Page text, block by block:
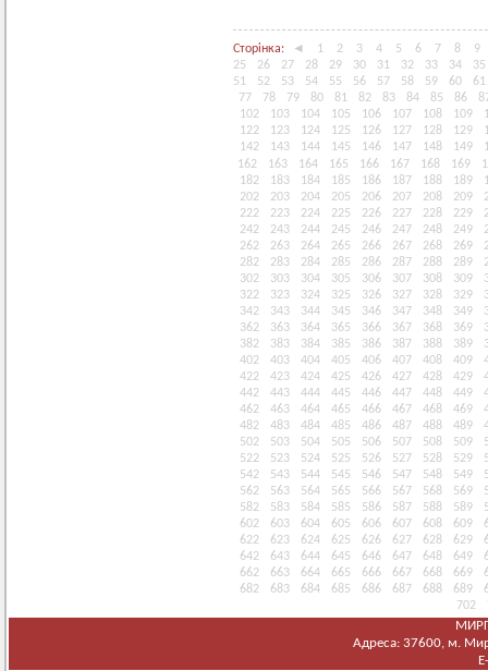
Сторінка: ◄ 1 2 3 4 5 6 7 8
9
25
26 27 28 29 30 31 32 33 34
35
51
52 53 54 55 56 57 58 59 60
61
77
78 79 80 81 82 83 84 85 86
102
103 104 105 106 107 108 109
122
123 124 125 126 127 128 129
142
143 144 145 146 147 148 149
162
163 164 165 166 167 168 169
182
183 184 185 186 187 188 189
202
203 204 205 206 207 208 209
222
223 224 225 226 227 228 229
242
243 244 245 246 247 248 249
262
263 264 265 266 267 268 269
282
283 284 285 286 287 288 289
302
303 304 305 306 307 308 309
322
323 324 325 326 327 328 329
342
343 344 345 346 347 348 349
362
363 364 365 366 367 368 369
382
383 384 385 386 387 388 389
402
403 404 405 406 407 408 409
422
423 424 425 426 427 428 429
442
443 444 445 446 447 448 449
462
463 464 465 466 467 468 469
482
483 484 485 486 487 488 489
502
503 504 505 506 507 508 509
522
523 524 525 526 527 528 529
542
543 544 545 546 547 548 549
562
563 564 565 566 567 568 569
582
583 584 585 586 587 588 589
602
603 604 605 606 607 608 609
622
623 624 625 626 627 628 629
642
643 644 645 646 647 648 649
662
663 664 665 666 667 668 669
682
683 684 685 686 687 688 689
702
Адреса: 37600, м.